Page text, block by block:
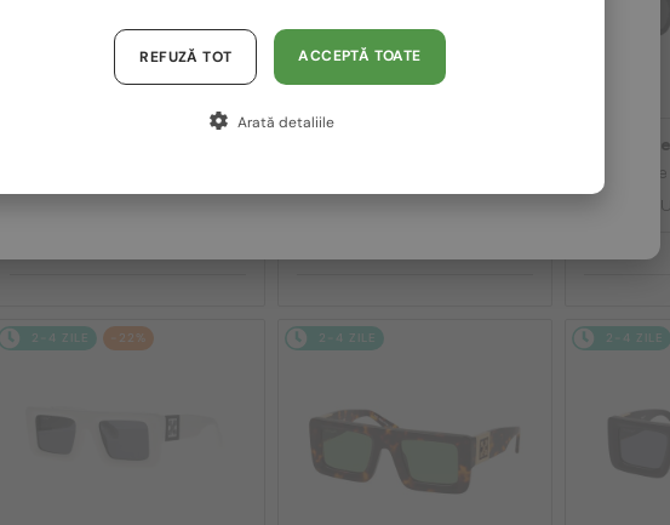
Off-White
Ochelari
OERI018
2-4 ZILE -22% 2-4 ZILE 2-4 ZILE
Austria / AT
Germania / DE
ACCEPTĂ TOATE
REFUZĂ TOT
Arată detaliile